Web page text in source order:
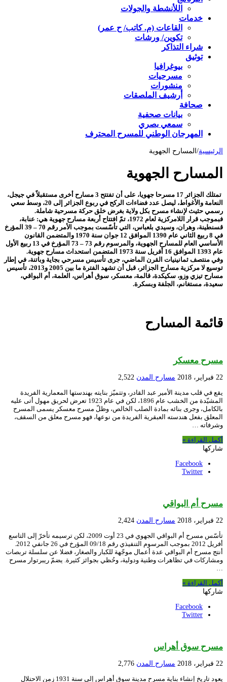
اللأنشطة والجولات
خدمات
القاعات (م. كاتب/ ح عمر)
تكوين/ ورشات
شراء التذاكر
توثيق
بيوغرافيا
مسرحيات
منشورات
أرشيف الملصقات
صحافة
بيانات صحفية
سمعي بصري
المهرجان الوطني للمسرح المحترف
الرئيسية/ المسارح الجهوية
المسارح الجهوية
تمتلك الجزائر 17 مسرحا جهويا، على أن تفتتح 3 مسارح أخرى مستقبلاً في جيجل،
النعامة والأغواط، ليصل عدد فضاءات الركح في ربوع الجزائر إلى 20، وسط سعي
رسمي حثيث لإنشاء مسرح بكل ولاية بغرض خلق حركة مسرحية شاملة.
فبموجب قرار اللامركزية لعام 1972، تمّ افتتاح أربعة مسارح جهوية هي: عنابة،
قسنطينة، وهران، وسيدي بلعباس، التي تأسّست بموجب الأمر رقم 70 – 39 المؤرخ
في 8 ربيع الثاني عام 1390 الموافق 12 جوان سنة 1970 والمتضمن القانون
الأساسي العام للمسارح الجهوية، والمرسوم رقم 73 – 73 المؤرخ في 13 ربيع الأول
عام 1393 الموافق 16 أفريل سنة 1973 المتضمن استحداث مسارح جهوية.
وفي منتصف ثمانينيات القرن الماضي، جرى تأسيس مسرحي بجاية وباتنة، في إطار
توسيع لا مركزية مسارح الجزائر، قبل أن تشهد الفترة ما بين 2005 و2013، تأسيس
مسارح تيزي وزو، سكيكدة، قالمة، معسكر، سوق أهراس، العلمة، أم البواقي،
سعيدة، مستغانم، الجلفة وبسكرة.
قائمة المسارح
مسرح معسكر
22 فبراير، 2018 مسارح المدن 2,522
يقع في قلب مدينة الأمير عبد القادر، وتتميّز بنايته بهندستها المعمارية الفريدة
المشيّدة من الخشب عام 1896، لكن في عام 1923 تعرض لحريق مهول أتى عليه
بالكامل، وجرى بنائه بمادة الصلب الخالص، وظلّ مسرح معسكر يسمى المسرح
المعلق بفعل هندسته العبقرية الفريدة من نوعها، فهو مسرح معلق من السقف،
وشرفاته …
أكمل القراءة »
شاركها
Facebook
Twitter
مسرح أم البواقي
22 فبراير، 2018 مسارح المدن 2,424
تأسّس مسرح أم البواقي الجهوي في 23 أوت 2009، لكن ترسيمه تأخرّ إلى التاسع
أنتج مسرح أم البواقي عدة أعمال موجّهة للكبار والصغار، فضلا عن سلسلة تربصات
ومشاركات في تظاهرات وطنية ودولية، وحُظي بجوائز كثيرة. يضمّ ريبرتوار مسرح
أكمل القراءة »
شاركها
Facebook
Twitter
مسرح سوق أهراس
22 فبراير، 2018 مسارح المدن 2,776
يعود تاريخ إنشاء بناية مسرح مدينة سوق أهراس إلى سنة 1931 زمن الاحتلال